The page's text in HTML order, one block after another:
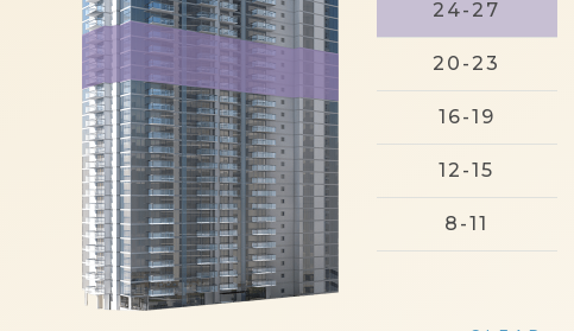
24-27
20-23
16-19
12-15
8-11